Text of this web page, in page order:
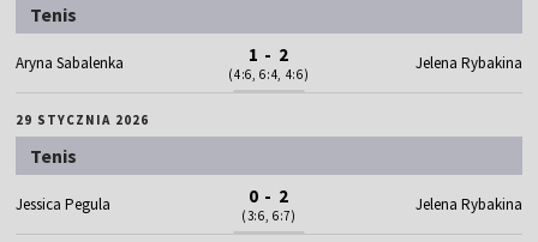
Tenis
Aryna Sabalenka 1 - 2
(4:6, 6:4, 4:6)
Jelena Rybakina
29 STYCZNIA 2026
Tenis
Jessica Pegula 0 - 2
(3:6, 6:7)
Jelena Rybakina